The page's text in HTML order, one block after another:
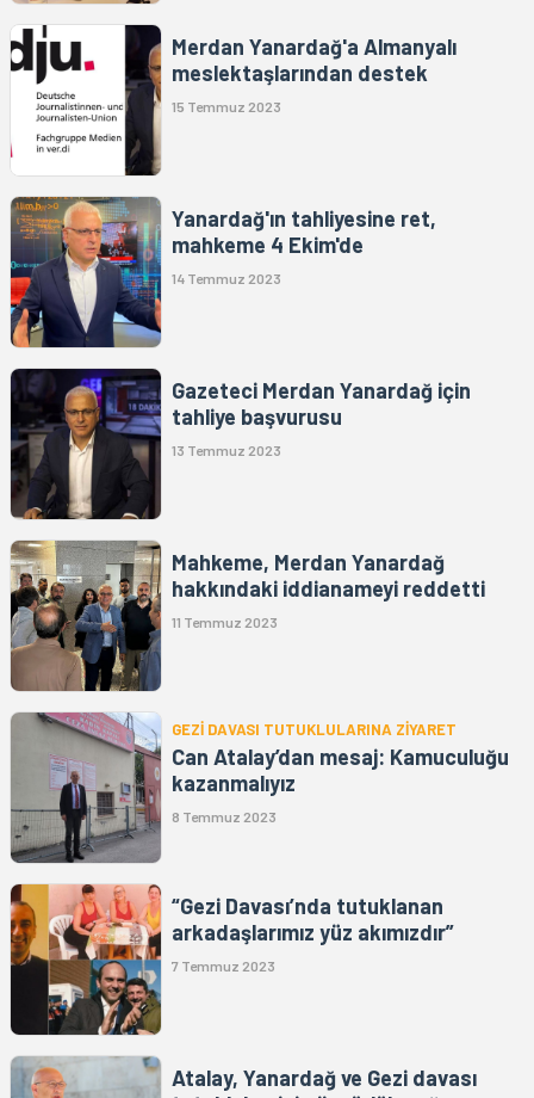
Merdan Yanardağ'a Almanyalı
meslektaşlarından destek
15 Temmuz 2023
Yanardağ'ın tahliyesine ret,
mahkeme 4 Ekim'de
14 Temmuz 2023
Gazeteci Merdan Yanardağ için
tahliye başvurusu
13 Temmuz 2023
Mahkeme, Merdan Yanardağ
hakkındaki iddianameyi reddetti
11 Temmuz 2023
GEZİ DAVASI TUTUKLULARINA ZİYARET
Can Atalay’dan mesaj: Kamuculuğu
kazanmalıyız
8 Temmuz 2023
“Gezi Davası’nda tutuklanan
arkadaşlarımız yüz akımızdır”
7 Temmuz 2023
Atalay, Yanardağ ve Gezi davası